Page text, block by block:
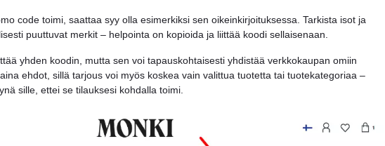
code toimi, saattaa syy olla esimerkiksi sen oikeinkirjoituksessa. Tarkista isot ja
puuttuvat merkit – helpointa on kopioida ja liittää koodi sellaisenaan.
yhden koodin, mutta sen voi tapauskohtaisesti yhdistää verkkokaupan omiin
ehdot, sillä tarjous voi myös koskea vain valittua tuotetta tai tuotekategoriaa –
sille, ettei se tilauksesi kohdalla toimi.